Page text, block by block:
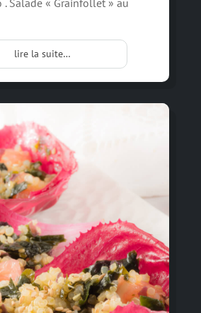
Salade « Grainfollet » au
lire la suite…